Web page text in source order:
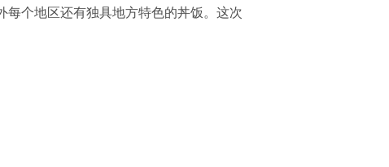
个地区还有独具地方特色的丼饭。这次